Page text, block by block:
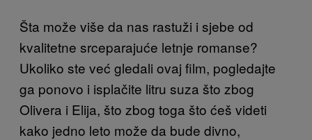
Šta može više da nas rastuži i sjebe od
kvalitetne srceparajuće letnje romanse?
Ukoliko ste već gledali ovaj film, pogledajte
ga ponovo i isplačite litru suza što zbog
Olivera i Elija, što zbog toga što ćeš videti
kako jedno leto može da bude divno,